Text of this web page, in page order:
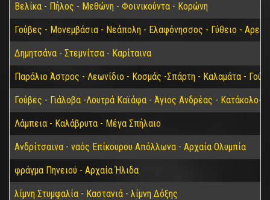
Βελίκα - Πήλος - Μεθώνη - Φοινικούντα - Κορώνη
Γούβες - Μονεμβάσια - Νεάπολη - Ελαφόνησσος - Γύθειο -
Δημητσάνα - Στεμνίτσα - Καρίταινα
Παράλιο Άστρος - Λεωνίδιο - Κοσμάς -Σπάρτη - Καλαμάτα -
Γούβες - Γιάλοβα -Λουτρά Καϊάφα - Άγιος Ανδρέας - Κατάκολο-
Λάμπεια - Καλάβρυτα - Μέγα Σπήλαιο
Ανδρίτσαινα - ναός Επίκουρου Απόλλωνα - Αρχαία Ολυμπία
φράγμα Πηνειού - Αρχαία Ήλιδα
λίμνη Στυμφαλία - Καστανιά - λίμνη Δόξης